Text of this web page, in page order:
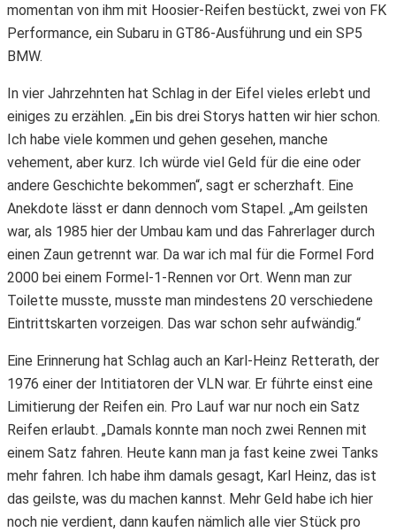
momentan von ihm mit Hoosier-Reifen bestückt, zwei von FK
Performance, ein Subaru in GT86-Ausführung und ein SP5
BMW.
In vier Jahrzehnten hat Schlag in der Eifel vieles erlebt und
einiges zu erzählen. „Ein bis drei Storys hatten wir hier schon.
Ich habe viele kommen und gehen gesehen, manche
vehement, aber kurz. Ich würde viel Geld für die eine oder
andere Geschichte bekommen“, sagt er scherzhaft. Eine
Anekdote lässt er dann dennoch vom Stapel. „Am geilsten
war, als 1985 hier der Umbau kam und das Fahrerlager durch
einen Zaun getrennt war. Da war ich mal für die Formel Ford
2000 bei einem Formel-1-Rennen vor Ort. Wenn man zur
Toilette musste, musste man mindestens 20 verschiedene
Eintrittskarten vorzeigen. Das war schon sehr aufwändig.“
Eine Erinnerung hat Schlag auch an Karl-Heinz Retterath, der
1976 einer der Intitiatoren der VLN war. Er führte einst eine
Limitierung der Reifen ein. Pro Lauf war nur noch ein Satz
Reifen erlaubt. „Damals konnte man noch zwei Rennen mit
einem Satz fahren. Heute kann man ja fast keine zwei Tanks
mehr fahren. Ich habe ihm damals gesagt, Karl Heinz, das ist
das geilste, was du machen kannst. Mehr Geld habe ich hier
noch nie verdient, dann kaufen nämlich alle vier Stück pro